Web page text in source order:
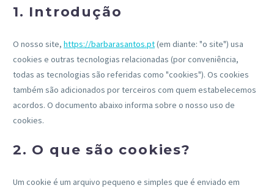
1. Introdução
O nosso site, https://barbarasantos.pt(em diante: "o site") usa
cookies e outras tecnologias relacionadas (por conveniência,
todas as tecnologias são referidas como "cookies"). Os cookies
também são adicionados por terceiros com quem estabelecemos
acordos. O documento abaixo informa sobre o nosso uso de
cookies.
2. O que são cookies?
Um cookie é um arquivo pequeno e simples que é enviado em